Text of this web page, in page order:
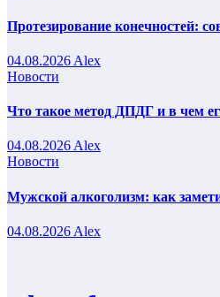
Протезирование конечностей:
04.08.2026 Alex
Новости
Что такое метод ДПДГ и в чем
04.08.2026 Alex
Новости
Мужской алкоголизм: как
04.08.2026 Alex